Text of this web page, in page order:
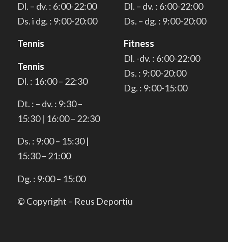
Dl. – dv. : 6:00-22:00
Ds. i dg. : 9:00-20:00
Tennis
Tennis
Dl. : 16:00 – 22:30
Dt. : – dv. : 9:30 –
15:30 | 16:00 – 22:30
Ds. : 9:00 – 15:30 |
15:30 – 21:00
Dg. : 9:00 – 15:00
Dl. – dv. : 6:00-22:00
Ds. – dg. : 9:00-20:00
Fitness
Dl. -dv. : 6:00-22:00
Ds. : 9:00-20:00
Dg. : 9:00-15:00
© Copyright – Reus Deportiu